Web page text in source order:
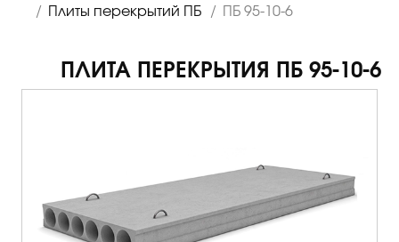
/
Плиты перекрытий ПБ / ПБ 95-10-6
ПЛИТА ПЕРЕКРЫТИЯ ПБ 95-10-6